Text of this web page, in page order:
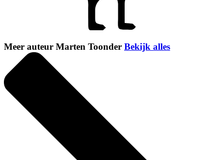
Meer auteur Marten Toonder Bekijk alles